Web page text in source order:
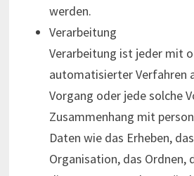
werden.
Verarbeitung
Verarbeitung ist jeder mit
automatisierter Verfahren
Vorgang oder jede solche
Zusammenhang mit
Daten wie das Erheben,
Organisation, das Ordnen,